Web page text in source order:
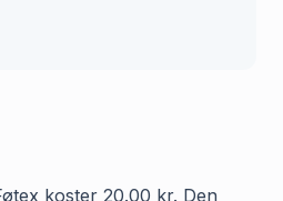
koster 20.00 kr. Den